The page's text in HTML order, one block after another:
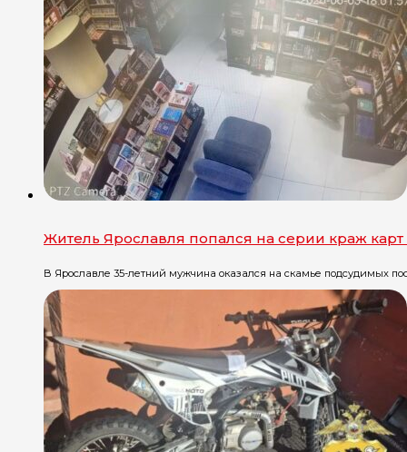
Житель Ярославля попался на серии краж карт
В Ярославле 35-летний мужчина оказался на скамье подсудимых